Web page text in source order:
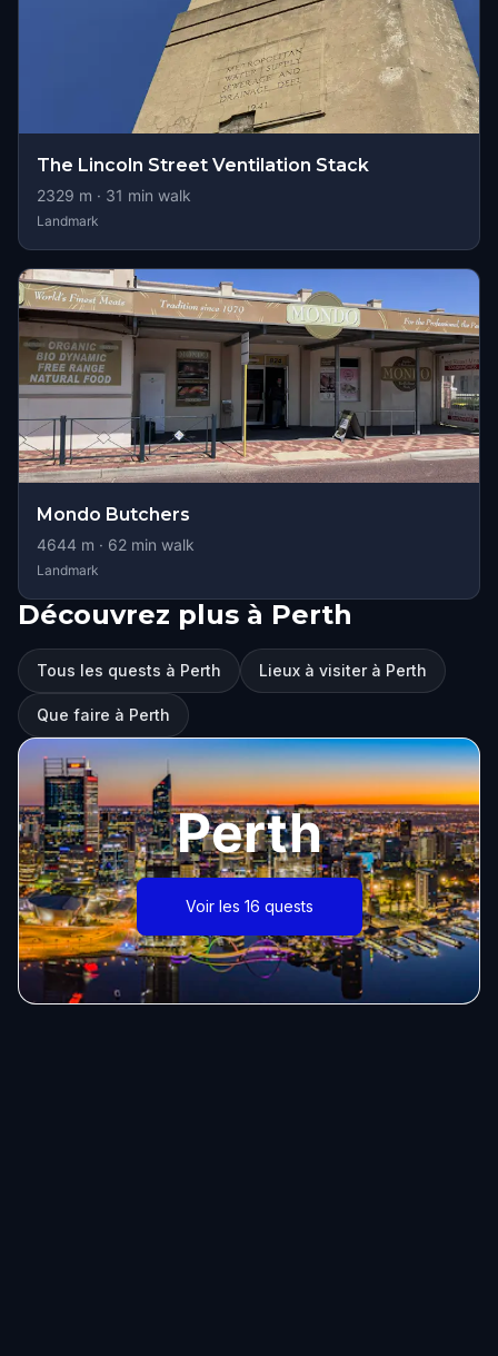
The Lincoln Street Ventilation Stack
2329 m · 31 min walk
Landmark
Mondo Butchers
4644 m · 62 min walk
Landmark
Découvrez plus à Perth
Tous les quests à Perth Lieux à visiter à Perth
Que faire à Perth
Perth
Voir les 16 quests